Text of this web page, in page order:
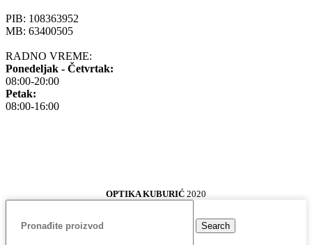
PIB: 108363952
MB: 63400505
RADNO VREME:
Ponedeljak - Četvrtak:
08:00-20:00
Petak:
08:00-16:00
OPTIKA KUBURIĆ 2020
Search